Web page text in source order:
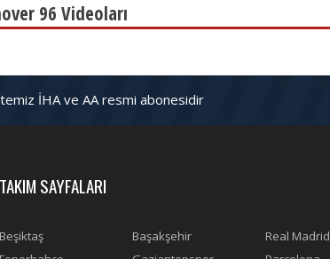
96 Videoları
İHA ve AA resmi abonesidir
TAKIM SAYFALARI
Beşiktaş Başakşehir
Real Madrid